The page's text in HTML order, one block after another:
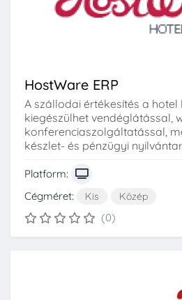
HostWare ERP
A szállodai értékesítés a
kiegészülhet vendéglátással,
konferenciaszolgáltatással,
készlet- és pénzügyi
Platform:
Cégméret:
Kis Közép
(0)